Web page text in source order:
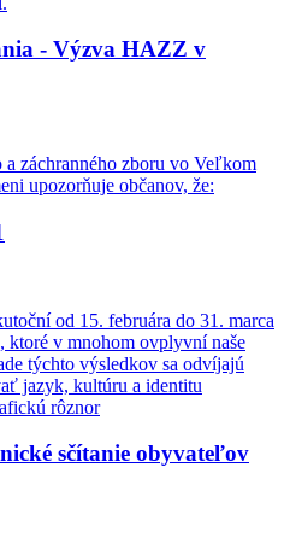
- Výzva HAZZ v
záchranného zboru vo Veľkom
upozorňuje občanov, že:
od 15. februára do 31. marca
ktoré v mnohom ovplyvní naše
týchto výsledkov sa odvíjajú
jazyk, kultúru a identitu
rôznor
sčítanie obyvateľov